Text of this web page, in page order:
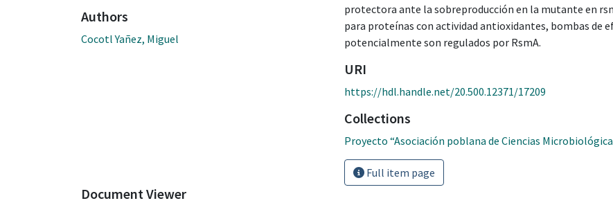
Authors
Cocotl Yañez, Miguel
protectora ante la sobreproducción en la mutante en
para proteínas con actividad antioxidantes, bombas de
potencialmente son regulados por RsmA.
URI
https://hdl.handle.net/20.500.12371/17209
Collections
Proyecto “Asociación poblana de Ciencias
Full item page
Document Viewer